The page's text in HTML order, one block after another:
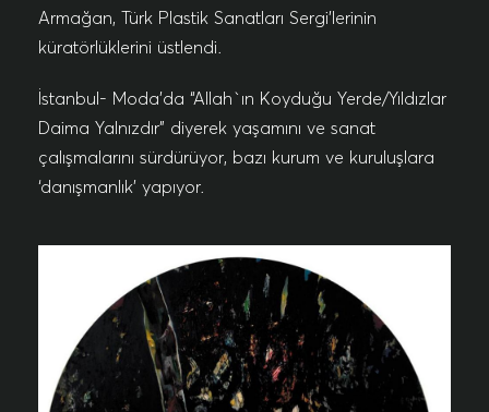
Armağan, Türk Plastik Sanatları Sergi’lerinin
küratörlüklerini üstlendi.
İstanbul- Moda’da “Allah`ın Koyduğu Yerde/Yıldızlar
Daima Yalnızdır” diyerek yaşamını ve sanat
çalışmalarını sürdürüyor, bazı kurum ve kuruluşlara
‘danışmanlık’ yapıyor.